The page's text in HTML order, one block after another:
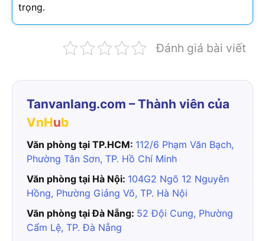
trọng.
Đánh giá bài viết
Tanvanlang.com – Thành viên của
VnHub
Văn phòng tại TP.HCM: 112/6 Phạm Văn Bạch,
Phường Tân Sơn, TP. Hồ Chí Minh
Văn phòng tại Hà Nội: 104G2 Ngõ 12 Nguyên
Hồng, Phường Giảng Võ, TP. Hà Nội
Văn phòng tại Đà Nẵng: 52 Đội Cung, Phường
Cẩm Lệ, TP. Đà Nẵng